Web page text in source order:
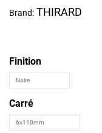
Brand: THIRARD
Finition
Carré